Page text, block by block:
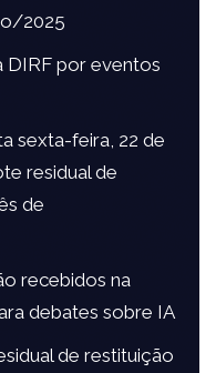
2025
DIRF por eventos
sexta-feira, 22 de
residual de
de
recebidos na
debates sobre IA
de restituição